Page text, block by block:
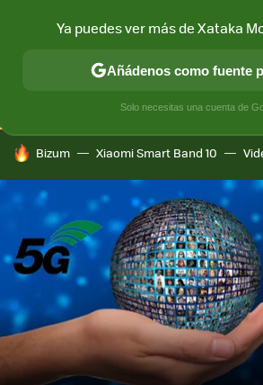
CONECTIVIDAD MÓVIL Y SOCIEDAD
HOY SE HABLA DE
Bizum Xiaomi Smart Band 10
Ya puedes ver más de Xataka
Añádenos como fuente
Solo necesitas una cuenta de